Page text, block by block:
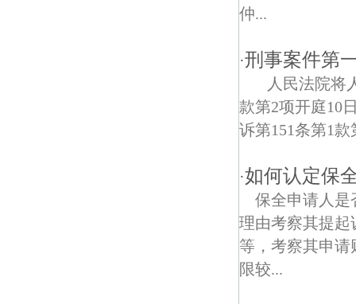
仲...
·刑事案件第
人民法院将
款第2项开庭10
诉第151条第1
·如何认定保
保全申请人是
理由考察其提起
等，考察其申
限较...